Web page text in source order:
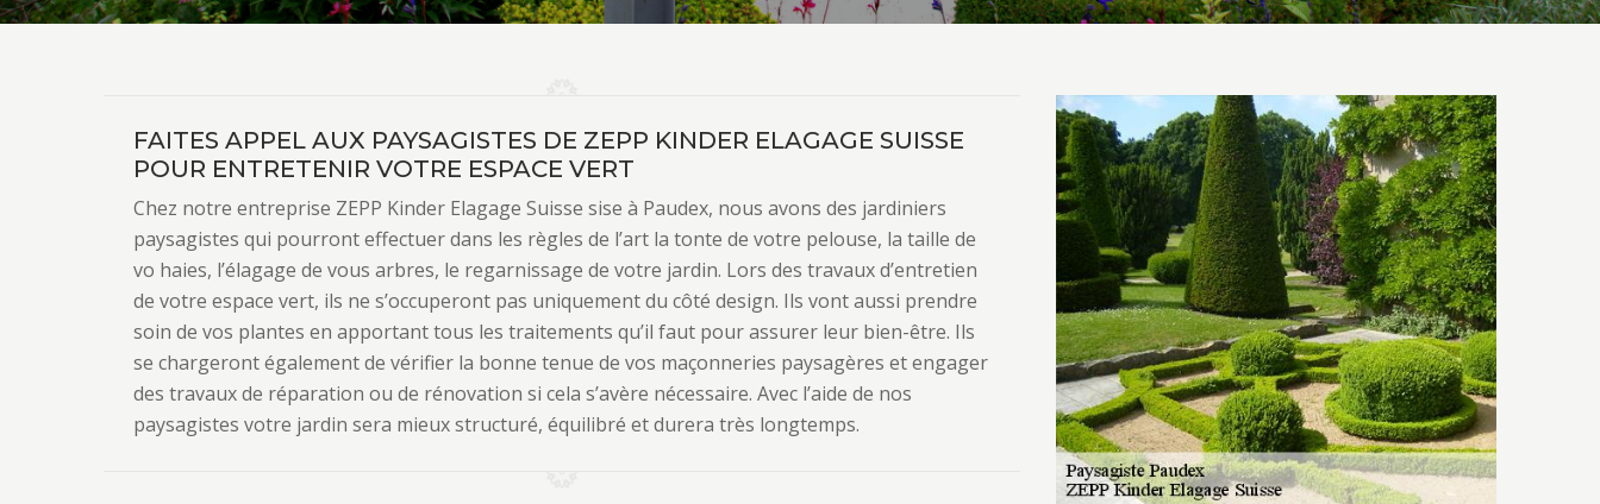
FAITES APPEL AUX PAYSAGISTES DE ZEPP KINDER ELAGAGE SUISSE
POUR ENTRETENIR VOTRE ESPACE VERT
Chez notre entreprise ZEPP Kinder Elagage Suisse sise à Paudex, nous avons des jardiniers
paysagistes qui pourront effectuer dans les règles de l’art la tonte de votre pelouse, la taille de
vo haies, l’élagage de vous arbres, le regarnissage de votre jardin. Lors des travaux d’entretien
de votre espace vert, ils ne s’occuperont pas uniquement du côté design. Ils vont aussi prendre
soin de vos plantes en apportant tous les traitements qu’il faut pour assurer leur bien-être. Ils
se chargeront également de vérifier la bonne tenue de vos maçonneries paysagères et engager
des travaux de réparation ou de rénovation si cela s’avère nécessaire. Avec l’aide de nos
paysagistes votre jardin sera mieux structuré, équilibré et durera très longtemps.